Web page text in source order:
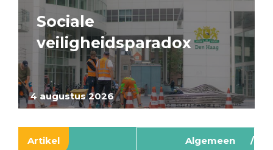
4 augustus 2026
Sociale
veiligheidsparadox
Artikel Algemeen